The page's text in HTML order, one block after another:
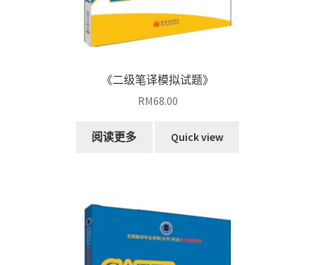
《二级笔译模拟试题》
RM68.00
阅读更多 Quick view